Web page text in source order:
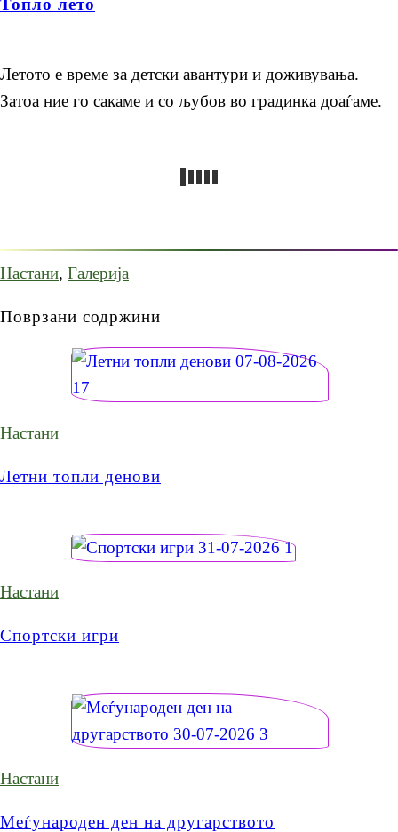
Топло лето
Летото е време за детски авантури и доживувања.
Затоа ние го сакаме и со љубов во градинка доаѓаме.
Настани, Галерија
Поврзани содржини
Настани
Летни топли денови
Настани
Спортски игри
Настани
Меѓународен ден на другарството